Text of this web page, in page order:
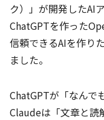
ク）」が開発したAI
ChatGPTを作った
信頼できるAIを作り
ました。
ChatGPTが「なんで
Claudeは「文章と読